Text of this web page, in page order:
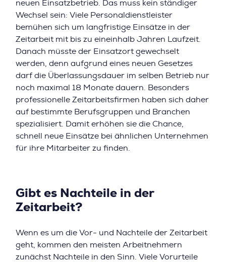
neuen Einsatzbetrieb. Das muss kein ständiger
Wechsel sein: Viele Personaldienstleister
bemühen sich um langfristige Einsätze in der
Zeitarbeit mit bis zu eineinhalb Jahren Laufzeit.
Danach müsste der Einsatzort gewechselt
werden, denn aufgrund eines neuen Gesetzes
darf die Überlassungsdauer im selben Betrieb nur
noch maximal 18 Monate dauern. Besonders
professionelle Zeitarbeitsfirmen haben sich daher
auf bestimmte Berufsgruppen und Branchen
spezialisiert. Damit erhöhen sie die Chance,
schnell neue Einsätze bei ähnlichen Unternehmen
für ihre Mitarbeiter zu finden.
Gibt es Nachteile in der
Zeitarbeit?
Wenn es um die Vor- und Nachteile der Zeitarbeit
geht, kommen den meisten Arbeitnehmern
zunächst Nachteile in den Sinn. Viele Vorurteile